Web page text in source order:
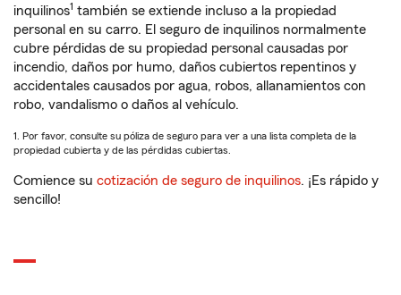
inquilinos1 también se extiende incluso a la propiedad
personal en su carro. El seguro de inquilinos normalmente
cubre pérdidas de su propiedad personal causadas por
incendio, daños por humo, daños cubiertos repentinos y
accidentales causados por agua, robos, allanamientos con
robo, vandalismo o daños al vehículo.
1. Por favor, consulte su póliza de seguro para ver a una lista completa de la
propiedad cubierta y de las pérdidas cubiertas.
Comience su cotización de seguro de inquilinos. ¡Es rápido y
sencillo!